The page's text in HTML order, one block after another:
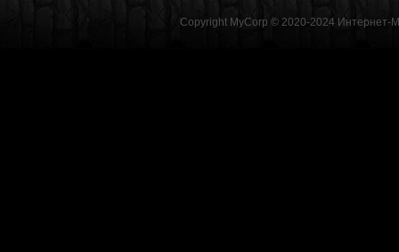
Copyright MyCorp © 2020-2024 Интернет-